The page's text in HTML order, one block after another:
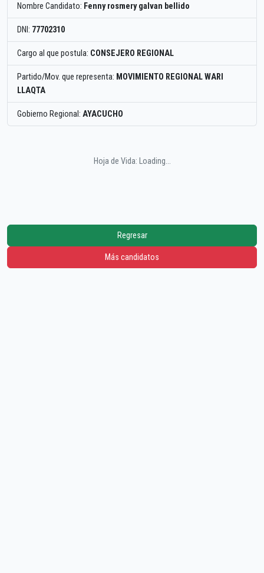
Nombre Candidato: Fenny rosmery galvan bellido
DNI: 77702310
Cargo al que postula: CONSEJERO REGIONAL
Partido/Mov. que representa: MOVIMIENTO REGIONAL WARI
LLAQTA
Gobierno Regional: AYACUCHO
Hoja de Vida: Loading...
Regresar
Más candidatos